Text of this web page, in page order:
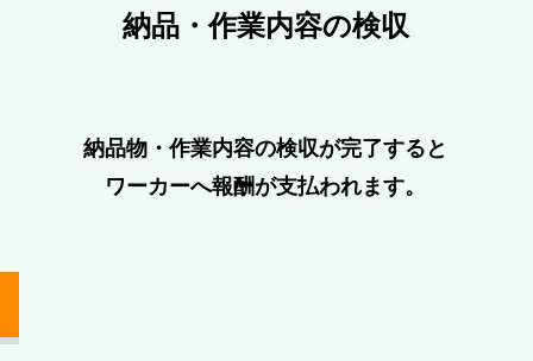
納品・作業内容の検収
納品物・作業内容の検収が完了すると
ワーカーへ報酬が⽀払われます。